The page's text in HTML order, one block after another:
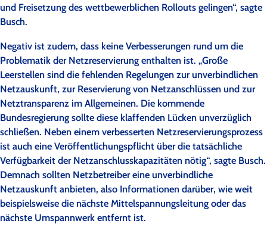
und Freisetzung des wettbewerblichen Rollouts gelingen“, sagte
Busch.
Negativ ist zudem, dass keine Verbesserungen rund um die
Problematik der Netzreservierung enthalten ist. „Große
Leerstellen sind die fehlenden Regelungen zur unverbindlichen
Netzauskunft, zur Reservierung von Netzanschlüssen und zur
Netztransparenz im Allgemeinen. Die kommende
Bundesregierung sollte diese klaffenden Lücken unverzüglich
schließen. Neben einem verbesserten Netzreservierungsprozess
ist auch eine Veröffentlichungspflicht über die tatsächliche
Verfügbarkeit der Netzanschlusskapazitäten nötig“, sagte Busch.
Demnach sollten Netzbetreiber eine unverbindliche
Netzauskunft anbieten, also Informationen darüber, wie weit
beispielsweise die nächste Mittelspannungsleitung oder das
nächste Umspannwerk entfernt ist.